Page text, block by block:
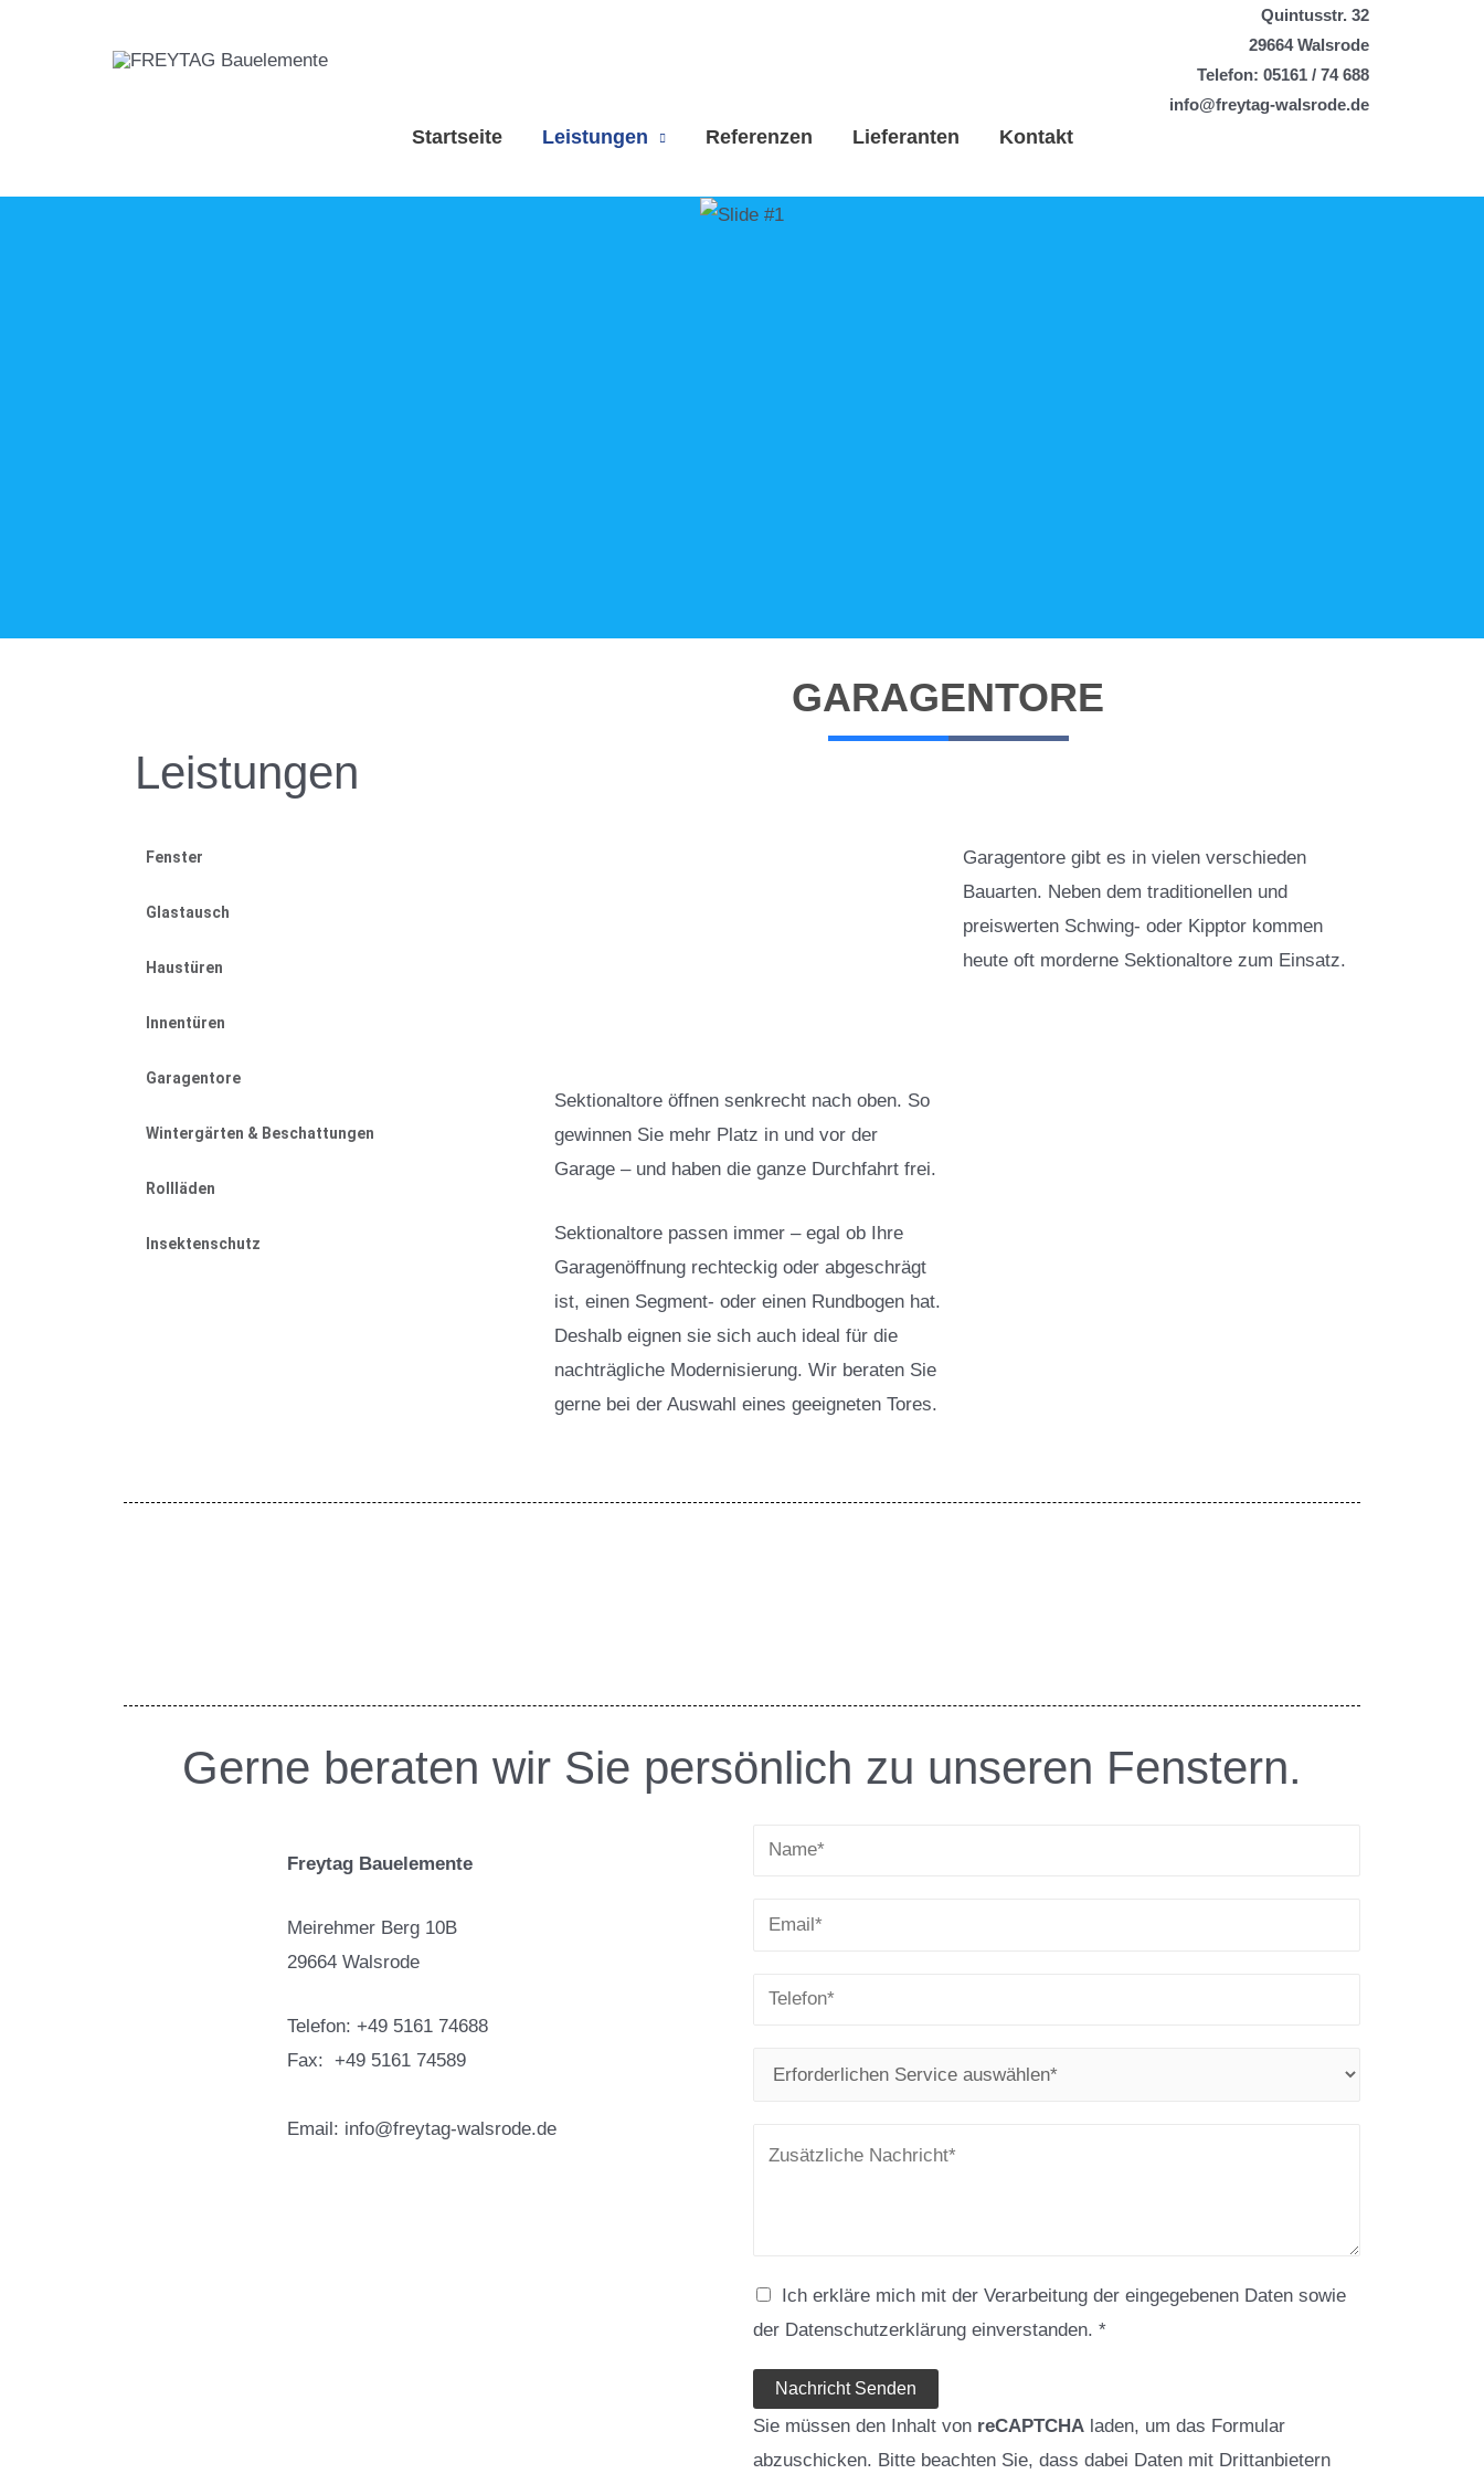
Quintusstr. 32
29664 Walsrode
Telefon: 05161 / 74 688
info@freytag-walsrode.de
Startseite Leistungen Referenzen Lieferanten Kontakt
Leistungen
GARAGENTORE
Fenster
Glastausch
Haustüren
Innentüren
Garagentore
Wintergärten & Beschattungen
Rollläden
Insektenschutz
Garagentore gibt es in vielen verschieden
Bauarten. Neben dem traditionellen und
preiswerten Schwing- oder Kipptor kommen
heute oft morderne Sektionaltore zum Einsatz.
Sektionaltore öffnen senkrecht nach oben. So
gewinnen Sie mehr Platz in und vor der
Garage – und haben die ganze Durchfahrt frei.
Sektionaltore passen immer – egal ob Ihre
Garagenöffnung rechteckig oder abgeschrägt
ist, einen Segment- oder einen Rundbogen hat.
Deshalb eignen sie sich auch ideal für die
nachträgliche Modernisierung. Wir beraten Sie
gerne bei der Auswahl eines geeigneten Tores.
Gerne beraten wir Sie persönlich zu unseren Fenstern.
Freytag Bauelemente
Meirehmer Berg 10B
29664 Walsrode
Telefon: +49 5161 74688
Fax: +49 5161 74589
Email: info@freytag-walsrode.de
Ich erkläre mich mit der Verarbeitung der eingegebenen Daten sowie
der Datenschutzerklärung einverstanden. *
Nachricht Senden
Sie müssen den Inhalt von reCAPTCHA laden, um das Formular
abzuschicken. Bitte beachten Sie, dass dabei Daten mit Drittanbietern